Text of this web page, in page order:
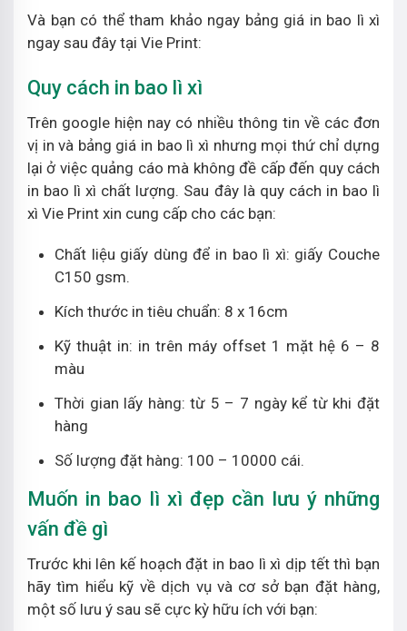
Và bạn có thể tham khảo ngay bảng giá in bao lì xì
ngay sau đây tại Vie Print:
Quy cách in bao lì xì
Trên google hiện nay có nhiều thông tin về các đơn
vị in và bảng giá in bao lì xì nhưng mọi thứ chỉ dựng
lại ở việc quảng cáo mà không đề cấp đến quy cách
in bao lì xì chất lượng. Sau đây là quy cách in bao lì
xì Vie Print xin cung cấp cho các bạn:
Chất liệu giấy dùng để in bao lì xì: giấy Couche
C150 gsm.
Kích thước in tiêu chuẩn: 8 x 16cm
Kỹ thuật in: in trên máy offset 1 mặt hệ 6 – 8
màu
Thời gian lấy hàng: từ 5 – 7 ngày kể từ khi đặt
hàng
Số lượng đặt hàng: 100 – 10000 cái.
Muốn in bao lì xì đẹp cần lưu ý những
vấn đề gì
Trước khi lên kế hoạch đặt in bao lì xì dịp tết thì bạn
hãy tìm hiểu kỹ về dịch vụ và cơ sở bạn đặt hàng,
một số lưu ý sau sẽ cực kỳ hữu ích với bạn: